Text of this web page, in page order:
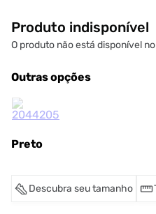
Produto indisponível
O produto não está disponível
Outras opções
Preto
Descubra seu tamanho